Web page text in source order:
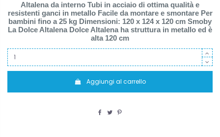
Altalena da interno Tubi in acciaio di ottima qualità e
resistenti ganci in metallo Facile da montare e smontare Per
bambini fino a 25 kg Dimensioni: 120 x 124 x 120 cm Smoby
La Dolce Altalena Dolce Altalena ha struttura in metallo ed è
alta 120 cm
Aggiungi al carrello